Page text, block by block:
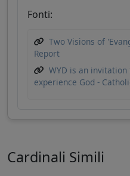
Fonti:
Two Visions of
Report
WYD is an
experience God -
Cardinali Simili